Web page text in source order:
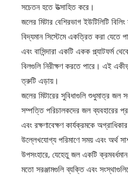
সচেতন হতে উত্সাহিত করে।
জলের মিটার বেশিরভাগ ইউটিলিটি
বিদ্যমান সিস্টেমে একত্রিত করা
এবং বাসিন্দারা একটি একক প্ল্যাটফর্ম
বিলগুলি নিরীক্ষণ করতে পারে। এই
ত্রুটি এড়ায়।
জলের মিটারের সুবিধাগুলি শুধুমাত্র জল
সম্পত্তি পরিচালকদের জল ব্যবহারের
এবং রক্ষণাবেক্ষণ কার্যক্রমকে
উল্লেখযোগ্য পরিমাণে সময় এবং অর্থ
উপসংহারে, যেহেতু জল একটি
মতো সরঞ্জামগুলি ব্যক্তি এবং